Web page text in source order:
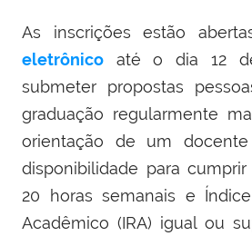
As inscrições estão
eletrônico até o dia 12
submeter propostas
graduação regularmente
orientação de um
disponibilidade para
20 horas semanais e
Acadêmico (IRA) igual ou